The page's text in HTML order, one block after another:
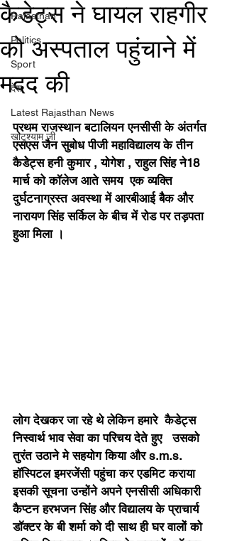
Rajasthan
Politics
Sport
देश
Latest Rajasthan News
खाटूश्याम जी
कैडेट्स ने घायल राहगीर
को अस्पताल पहुंचाने में
मदद की
प्रथम राजस्थान बटालियन एनसीसी के अंतर्गत
एसएस जैन सुबोध पीजी महाविद्यालय के तीन
कैडेेट्स हनी कुमार , योगेश , राहुल सिंह ने18
मार्च को कॉलेज आते समय  एक व्यक्ति
दुर्घटनाग्रस्त अवस्था में आरबीआई बैैक और
नारायण सिंह सर्किल के बीच में रोड पर तड़पता
हुआ मिला ।
लोग देखकर जा रहे थे लेकिन हमारे  कैडेट्स
निस्वार्थ भाव सेवा का परिचय देते हुए   उसको
तुरंत उठाने मे सहयोग किया और s.m.s.
हॉस्पिटल इमरजेंसी पहुंचा कर एडमिट कराया
इसकी सूचना उन्होंने अपने एनसीसी अधिकारी
कैप्टन हरभजन सिंह और विद्यालय के प्राचार्य
डॉक्टर के बी शर्मा को दी साथ ही घर वालों को